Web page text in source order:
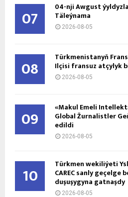
07 04-nji Awgust
Täleýnama
2026-08-05
08 Türkmenistanyň
Ilçisi fransuz atçylyk
2026-08-05
09 «Makul Emeli
Global Žurnalistler
edildi
2026-08-05
10 Türkmen wekiliýeti
CAREC sanly geçelge
duşuşygyna gatnaşdy
2026-08-05